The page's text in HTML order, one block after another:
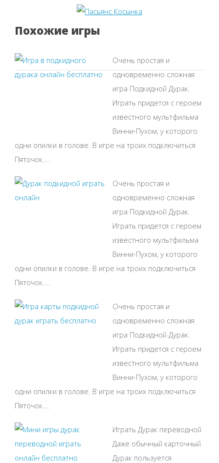
Похожие игры
Очень простая и
одновременно сложная
игра Подкидной Дурак.
Играть придется с героем
известного мультфильма
Винни-Пухом, у которого
одни опилки в голове. В игре на троих подключиться
Пяточок....
Очень простая и
одновременно сложная
игра Подкидной Дурак.
Играть придется с героем
известного мультфильма
Винни-Пухом, у которого
одни опилки в голове. В игре на троих подключиться
Пяточок....
Очень простая и
одновременно сложная
игра Подкидной Дурак.
Играть придется с героем
известного мультфильма
Винни-Пухом, у которого
одни опилки в голове. В игре на троих подключиться
Пяточок....
Играть Дурак переводной
Даже обычный карточный
Дурак пользуется